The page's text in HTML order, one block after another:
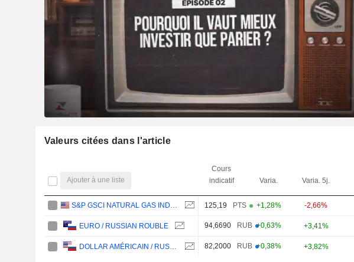
Valeurs citées dans l'article
Ajouter à une liste
Cours
indicatif
Varia. Varia. 5j.
125,19 PTS +1,28% -2,66%
EURO / RUSSIAN ROUBLE 94,6690 RUB +0,63% +3,41%
82,2000 RUB +0,38% +3,82%